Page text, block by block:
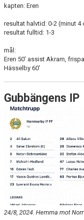
kapten: Eren
resultat halvtid: 0-2 (minut 4
resultat fulltid: 1-3
mål:
Eren 50’ assist Akram,
Hässelby 60’
Gubbängens IP
24/8, 2024. Hemma mot